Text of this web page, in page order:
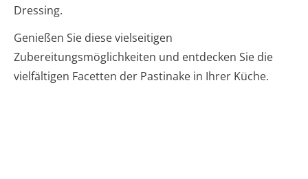
Dressing.
Genießen Sie diese vielseitigen
Zubereitungsmöglichkeiten und entdecken Sie die
vielfältigen Facetten der Pastinake in Ihrer Küche.